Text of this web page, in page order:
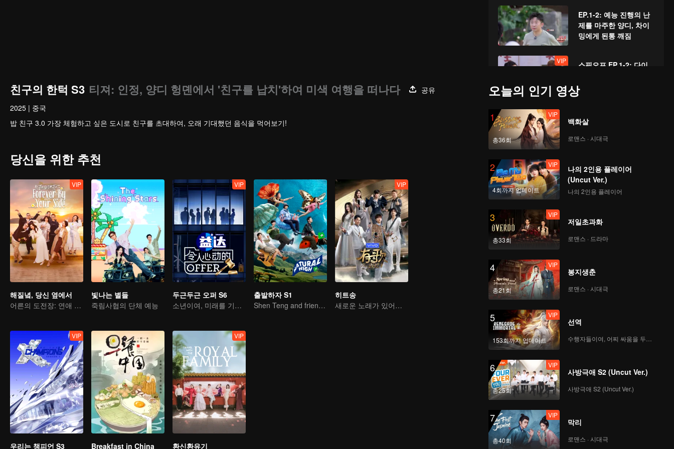
EP.1-2: 예능 진행의 난
제를 마주한 양디, 차이
밍에게 된통 깨짐
VIP
스핀오프 EP.1-2: 다이
밍 깜놀
년 황자들 바케큐 파티
VIP
스핀오프 EP.2-1: 완두
사수가 된 푸신보
의 헝뎬 농구 경기
VIP
가 극찬한 인정 촬영팀
의 ‘스타병’
자'팀 소환
VIP
근육 자랑, 워너비 직업
공개
당한 AI 대본 연기
친구의 한턱 S3 티져: 인정, 양디 헝뎬에서 '친구를 납치'하여 미색 여행을 떠나다
공유
2025 | 중국
밥 친구 3.0 가장 체험하고 싶은 도시로 친구를 초대하여, 오래 기대했던 음식을 먹어보기!
당신을 위한 추천
VIP
해질녘, 당신 옆에서
어른의 도전장: 연애 예능에 떨어진 그들
빛나는 별들
죽림사협의 단체 예능
VIP
두근두근 오퍼 S6
소년이여, 미래를 기대하라
출발하자 S1
Shen Teng and friends' happy outing
VIP
히트송
새로운 노래가 있어야 산다
VIP
우리는 챔피언 S3 Breakfast in China
VIP
환신환유기
오늘의 인기 영상
1
총36회
VIP
백화살
로맨스 · 시대극
2
4회까지 업데이트
VIP
나의 2인용 플레이어
(Uncut Ver.)
나의 2인용 플레이어
3
총33회
VIP
저일초과화
로맨스 · 드라마
4
총21회
VIP
봉지생춘
로맨스 · 시대극
5
153회까지 업데이트
VIP
선역
6
총25회
VIP
사방극애 S2 (Uncut Ver.)
사방극애 S2 (Uncut Ver.)
7
총40회
VIP
막리
로맨스 · 시대극